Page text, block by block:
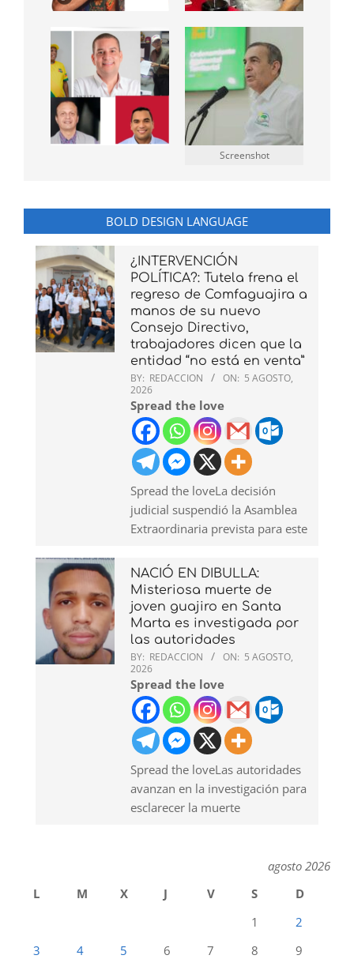
Screenshot
BOLD DESIGN LANGUAGE
¿INTERVENCIÓN
POLÍTICA?: Tutela frena el
regreso de Comfaguajira a
manos de su nuevo
Consejo Directivo,
trabajadores dicen que la
entidad “no está en venta”
BY: REDACCION ON: 5 AGOSTO,
2026
Spread the love
Spread the loveLa decisión
judicial suspendió la Asamblea
Extraordinaria prevista para este
NACIÓ EN DIBULLA:
Misteriosa muerte de
joven guajiro en Santa
Marta es investigada por
las autoridades
BY: REDACCION ON: 5 AGOSTO,
2026
Spread the love
Spread the loveLas autoridades
avanzan en la investigación para
esclarecer la muerte
agosto 2026
L
M X J V S
D
1
2
3
4 5 6 7 8
9